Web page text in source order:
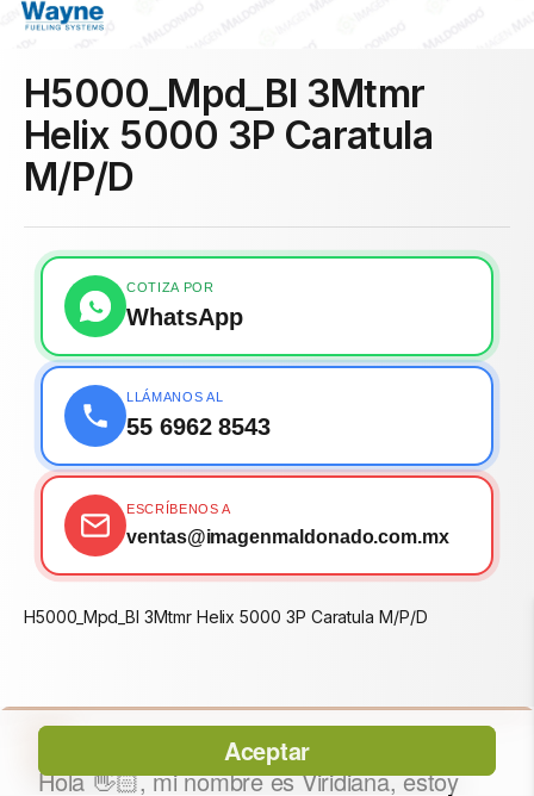
H5000_Mpd_Bl 3Mtmr
Helix 5000 3P Caratula
M/P/D
COTIZA POR
WhatsApp
LLÁMANOS AL
55 6962 8543
ESCRÍBENOS A
ventas@imagenmaldonado.com.mx
H5000_Mpd_Bl 3Mtmr Helix 5000 3P Caratula M/P/D